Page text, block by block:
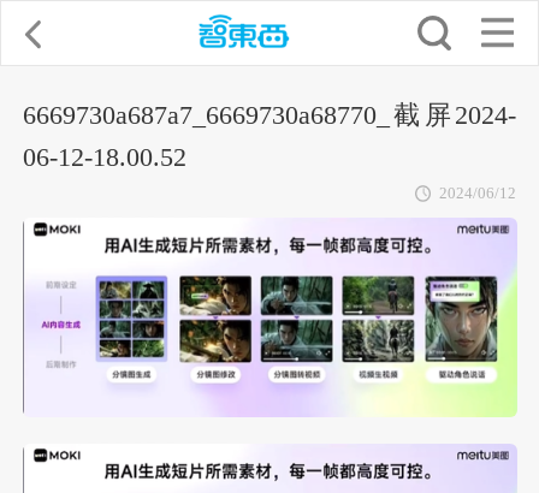
6669730a687a7_6669730a68770_截屏2024-
06-12-18.00.52
2024/06/12